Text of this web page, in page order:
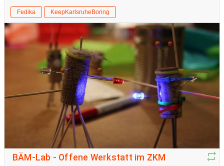
Fedika KeepKarlsruheBoring
BÄM-Lab - Offene Werkstatt im ZKM